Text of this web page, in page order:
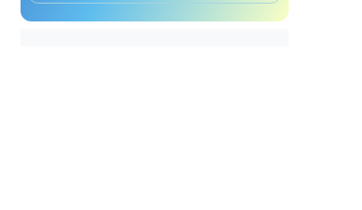
︱4. 雕毛Sculptimal
PMQ 玩嘢祭潮流品牌推介